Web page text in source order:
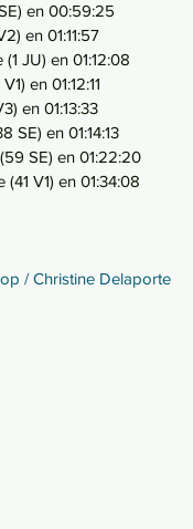
en 00:59:25
en 01:11:57
JU) en 01:12:08
en 01:12:11
en 01:13:33
SE) en 01:14:13
SE) en 01:22:20
V1) en 01:34:08
/ Christine Delaporte